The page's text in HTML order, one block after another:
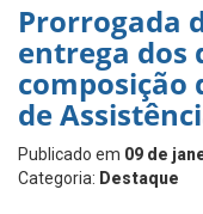
Prorrogada
entrega dos
composição
de
Publicado em 09 de
Categoria: Destaque